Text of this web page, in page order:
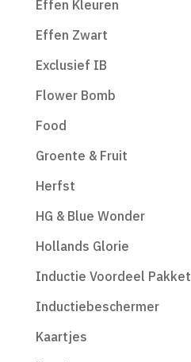
Effen Kleuren
Effen Zwart
Exclusief IB
Flower Bomb
Food
Groente & Fruit
Herfst
HG & Blue Wonder
Hollands Glorie
Inductie Voordeel Pakket
Inductiebeschermer
Kaartjes